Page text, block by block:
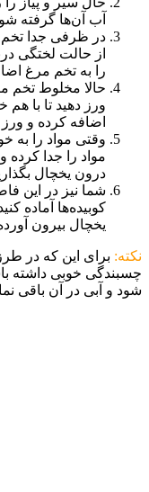
آب آن‌ها گرفته
در ظرفی جدا
از حالت لختگی
را به تخم مرغ
حالا مخلوط تخم
ورز دهید تا با
اضافه کرده و ورز
درون یخچال
شما نیز در این
کوبیده‌ها آماده
یخچال بیرون
نکته: برای این که در
چسبندگی خوبی داشته
شود و آبی در آن باقی